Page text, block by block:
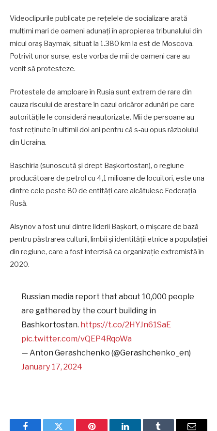
Videoclipurile publicate pe rețelele de socializare arată
mulțimi mari de oameni adunați în apropierea tribunalului din
micul oraș Baymak, situat la 1.380 km la est de Moscova.
Potrivit unor surse, este vorba de mii de oameni care au
venit să protesteze.
Protestele de amploare în Rusia sunt extrem de rare din
cauza riscului de arestare în cazul oricăror adunări pe care
autoritățile le consideră neautorizate. Mii de persoane au
fost reținute în ultimii doi ani pentru că s-au opus războiului
din Ucraina.
Bașchiria (sunoscută și drept Bașkortostan), o regiune
producătoare de petrol cu 4,1 milioane de locuitori, este una
dintre cele peste 80 de entități care alcătuiesc Federația
Rusă.
Alsynov a fost unul dintre liderii Bașkort, o mișcare de bază
pentru păstrarea culturii, limbii și identității etnice a populației
din regiune, care a fost interzisă ca organizație extremistă în
2020.
Russian media report that about 10,000 people
are gathered by the court building in
Bashkortostan. https://t.co/2HYJn61SaE
pic.twitter.com/vQEP4RqoWa
— Anton Gerashchenko (@Gerashchenko_en)
January 17, 2024